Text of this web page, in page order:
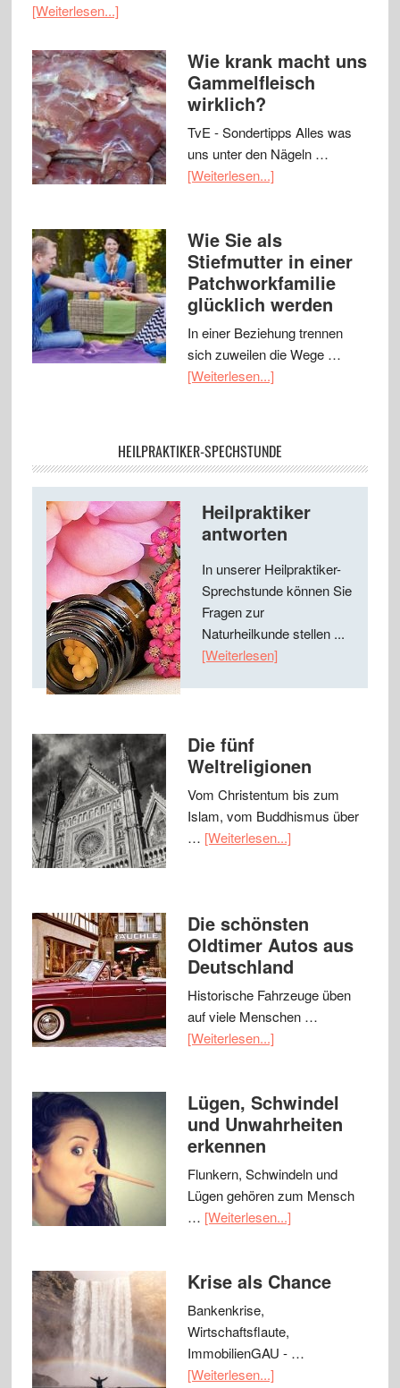
[Weiterlesen...]
Wie krank macht uns
Gammelfleisch
wirklich?
TvE - Sondertipps Alles was
uns unter den Nägeln …
[Weiterlesen...]
Wie Sie als
Stiefmutter in einer
Patchworkfamilie
glücklich werden
In einer Beziehung trennen
sich zuweilen die Wege …
[Weiterlesen...]
HEILPRAKTIKER-SPECHSTUNDE
Heilpraktiker
antworten
In unserer Heilpraktiker-
Sprechstunde können Sie
Fragen zur
Naturheilkunde stellen ...
[Weiterlesen]
Die fünf
Weltreligionen
Vom Christentum bis zum
Islam, vom Buddhismus über
… [Weiterlesen...]
Die schönsten
Oldtimer Autos aus
Deutschland
Historische Fahrzeuge üben
auf viele Menschen …
[Weiterlesen...]
Lügen, Schwindel
und Unwahrheiten
erkennen
Flunkern, Schwindeln und
Lügen gehören zum Mensch
… [Weiterlesen...]
Krise als Chance
Bankenkrise,
Wirtschaftsflaute,
ImmobilienGAU - …
[Weiterlesen...]